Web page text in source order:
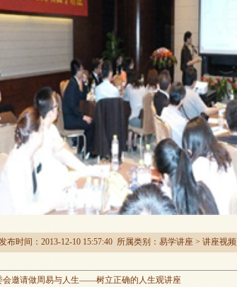
布时间：2013-12-10 15:57:40 所属类别： 易学讲座 > 讲座视频
会邀请做周易与人生——树立正确的人生观讲座